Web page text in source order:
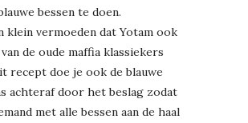
bessen te doen.
klein vermoeden dat Yotam ook
de oude maffia klassiekers
recept doe je ook de blauwe
achteraf door het beslag zodat
met alle bessen aan de haal